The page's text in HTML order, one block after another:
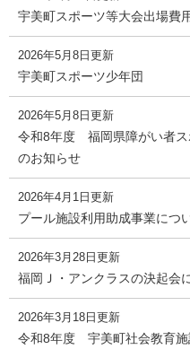
宇美町スポーツ等大会出場費
2026年5月8日更新
宇美町スポーツ少年団
2026年5月8日更新
令和8年度 福岡県障がい者ス
のお知らせ
2026年4月1日更新
プール施設利用助成事業につ
2026年3月28日更新
福岡Ｊ・アンクラスの決起会
2026年3月18日更新
令和8年度 宇美町社会教育施